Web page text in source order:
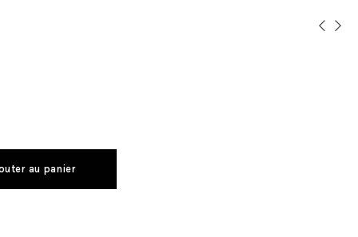
au panier